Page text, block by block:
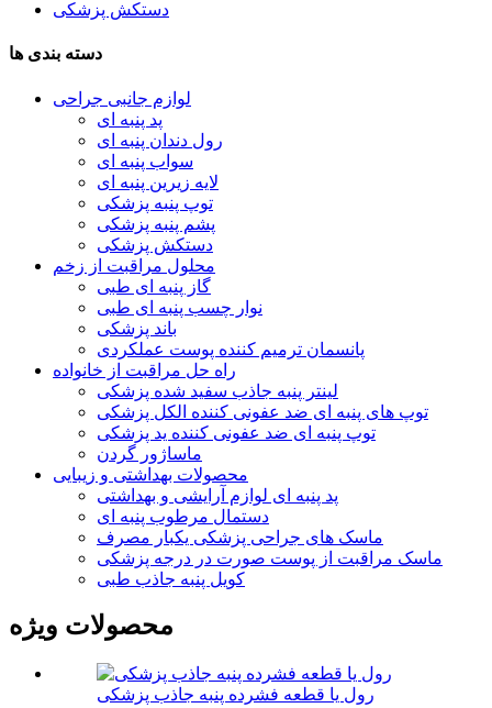
دستکش پزشکی
دسته بندی ها
لوازم جانبی جراحی
پد پنبه ای
رول دندان پنبه ای
سواب پنبه ای
لایه زیرین پنبه ای
توپ پنبه پزشکی
پشم پنبه پزشکی
دستکش پزشکی
محلول مراقبت از زخم
گاز پنبه ای طبی
نوار چسب پنبه ای طبی
باند پزشکی
پانسمان ترمیم کننده پوست عملکردی
راه حل مراقبت از خانواده
لینتر پنبه جاذب سفید شده پزشکی
توپ های پنبه ای ضد عفونی کننده الکل پزشکی
توپ پنبه ای ضد عفونی کننده ید پزشکی
ماساژور گردن
محصولات بهداشتی و زیبایی
پد پنبه ای لوازم آرایشی و بهداشتی
دستمال مرطوب پنبه ای
ماسک های جراحی پزشکی یکبار مصرف
ماسک مراقبت از پوست صورت در درجه پزشکی
کویل پنبه جاذب طبی
محصولات ویژه
رول یا قطعه فشرده پنبه جاذب پزشکی